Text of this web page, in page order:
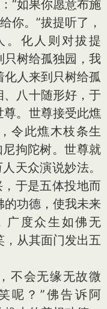
“如果你愿意布施
你。”拔提听了，
。化人则对拔提
只树给孤独园，我
化人来到只树给孤
八十随形好，于
。世尊接受此燋
令此燋木枝条生
拘陀树。世尊就
天众演说妙法。
于是五体投地而
的功德，使我未来
广度众生如佛无
，从其面门发出五
不会无缘无故微
呢？”佛告诉阿